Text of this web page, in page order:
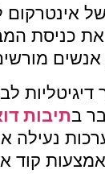
אינטרקום
את כניסת
בתיבות
נעילה
קוד